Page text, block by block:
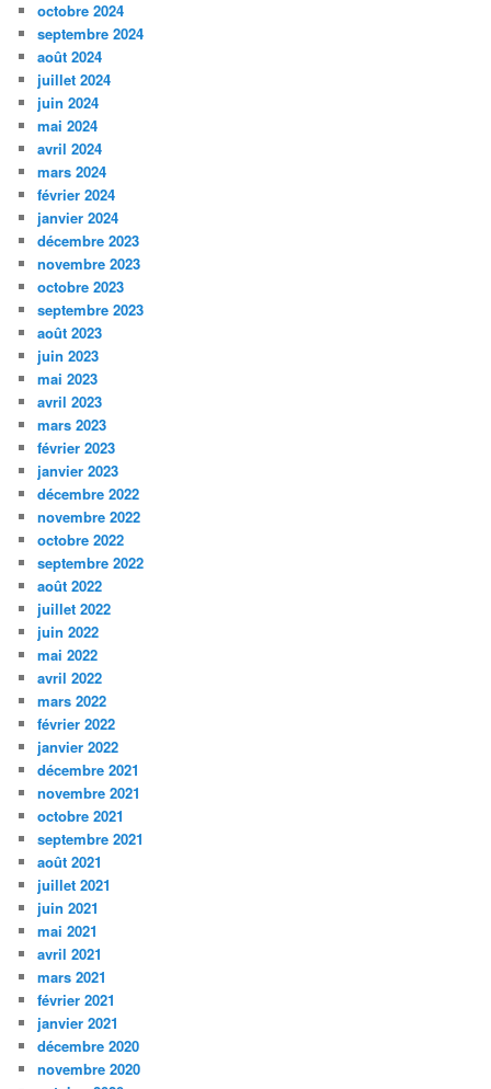
octobre 2024
septembre 2024
août 2024
juillet 2024
juin 2024
mai 2024
avril 2024
mars 2024
février 2024
janvier 2024
décembre 2023
novembre 2023
octobre 2023
septembre 2023
août 2023
juin 2023
mai 2023
avril 2023
mars 2023
février 2023
janvier 2023
décembre 2022
novembre 2022
octobre 2022
septembre 2022
août 2022
juillet 2022
juin 2022
mai 2022
avril 2022
mars 2022
février 2022
janvier 2022
décembre 2021
novembre 2021
octobre 2021
septembre 2021
août 2021
juillet 2021
juin 2021
mai 2021
avril 2021
mars 2021
février 2021
janvier 2021
décembre 2020
novembre 2020